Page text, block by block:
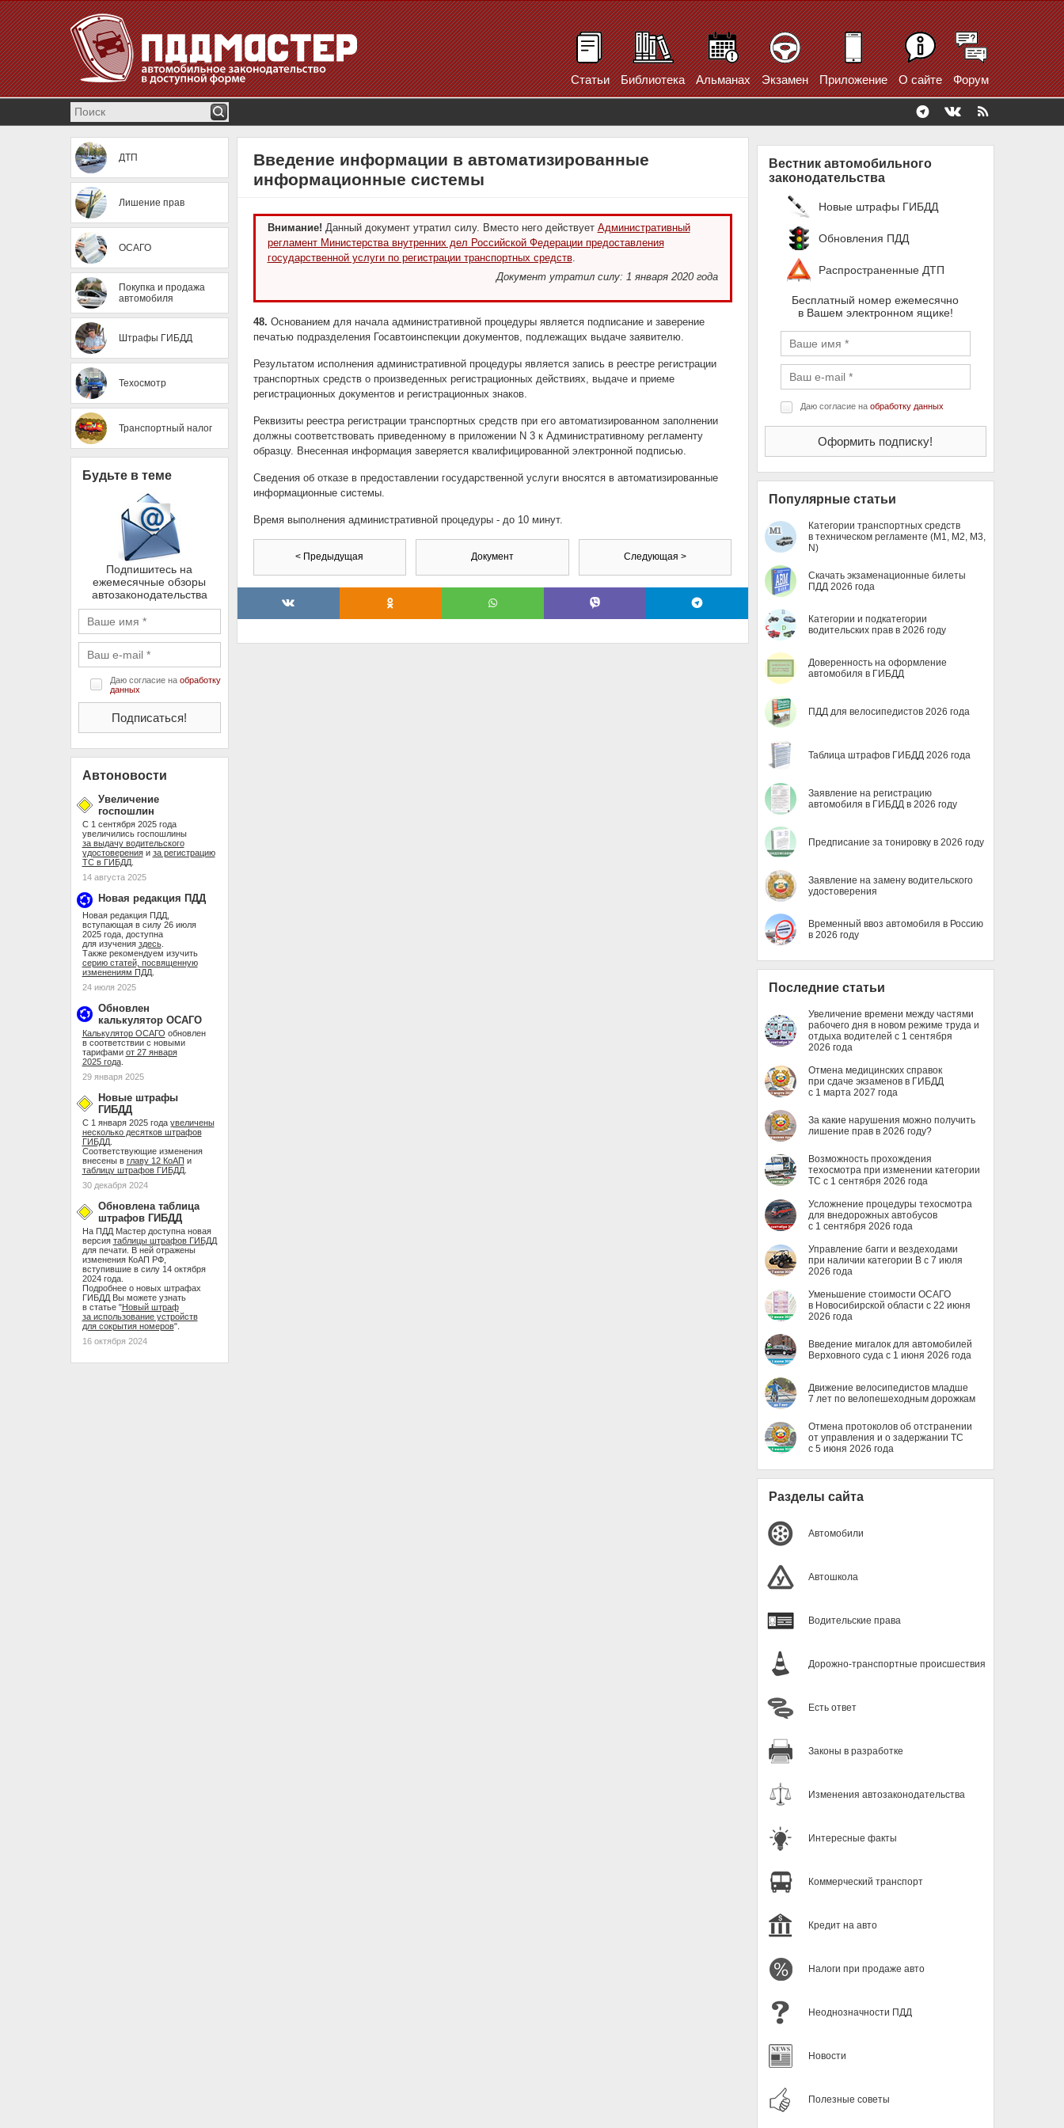
Статьи Библиотека Альманах Экзамен Приложение О сайте Форум
ДТП
Лишение прав
ОСАГО
Покупка и продажа
автомобиля
Штрафы ГИБДД
Техосмотр
Транспортный налог
Будьте в теме
Подпишитесь на
ежемесячные обзоры
автозаконодательства
Даю согласие на обработку
данных
Автоновости
Увеличение
госпошлин
С 1 сентября 2025 года
увеличились госпошлины
за выдачу водительского
удостоверенияи за регистрацию
ТС в ГИБДД.
14 августа 2025
Новая редакция ПДД
Новая редакция ПДД,
вступающая в силу 26 июля
2025 года, доступна
для изучения здесь.
Также рекомендуем изучить
серию статей, посвященную
изменениям ПДД.
24 июля 2025
Обновлен
калькулятор ОСАГО
Калькулятор ОСАГО обновлен
в соответствии с новыми
тарифами от 27 января
2025 года.
29 января 2025
Новые штрафы
ГИБДД
С 1 января 2025 года увеличены
несколько десятков штрафов
ГИБДД.
Соответствующие изменения
внесены в главу 12 КоАП и
таблицу штрафов ГИБДД.
30 декабря 2024
Обновлена таблица
штрафов ГИБДД
На ПДД Мастер доступна новая
версия таблицы штрафов ГИБДД
для печати. В ней отражены
изменения КоАП РФ,
вступившие в силу 14 октября
2024 года.
Подробнее о новых штрафах
ГИБДД Вы можете узнать
в статье "Новый штраф
за использование устройств
для сокрытия номеров".
16 октября 2024
Введение информации в автоматизированные
информационные системы
Внимание! Данный документ утратил силу. Вместо него действует Административный
регламент Министерства внутренних дел Российской Федерации предоставления
государственной услуги по регистрации транспортных средств.
Документ утратил силу: 1 января 2020 года
48. Основанием для начала административной процедуры является подписание и заверение
печатью подразделения Госавтоинспекции документов, подлежащих выдаче заявителю.
Результатом исполнения административной процедуры является запись в реестре регистрации
транспортных средств о произведенных регистрационных действиях, выдаче и приеме
регистрационных документов и регистрационных знаков.
Реквизиты реестра регистрации транспортных средств при его автоматизированном заполнении
должны соответствовать приведенному в приложении N 3 к Административному регламенту
образцу. Внесенная информация заверяется квалифицированной электронной подписью.
Сведения об отказе в предоставлении государственной услуги вносятся в автоматизированные
информационные системы.
Время выполнения административной процедуры - до 10 минут.
< Предыдущая Документ Следующая >
Вестник автомобильного
законодательства
Новые штрафы ГИБДД
Обновления ПДД
Распространенные ДТП
Бесплатный номер ежемесячно
в Вашем электронном ящике!
Даю согласие на обработку данных
Популярные статьи
Категории транспортных средств
в техническом регламенте (M1, M2, M3,
N)
Скачать экзаменационные билеты
ПДД 2026 года
Категории и подкатегории
водительских прав в 2026 году
Доверенность на оформление
автомобиля в ГИБДД
ПДД для велосипедистов 2026 года
Таблица штрафов ГИБДД 2026 года
Заявление на регистрацию
автомобиля в ГИБДД в 2026 году
Предписание за тонировку в 2026 году
Заявление на замену водительского
удостоверения
Временный ввоз автомобиля в Россию
в 2026 году
Последние статьи
Увеличение времени между частями
рабочего дня в новом режиме труда и
отдыха водителей с 1 сентября
2026 года
Отмена медицинских справок
при сдаче экзаменов в ГИБДД
с 1 марта 2027 года
За какие нарушения можно получить
лишение прав в 2026 году?
Возможность прохождения
техосмотра при изменении категории
ТС с 1 сентября 2026 года
Усложнение процедуры техосмотра
для внедорожных автобусов
с 1 сентября 2026 года
Управление багги и вездеходами
при наличии категории B с 7 июля
2026 года
Уменьшение стоимости ОСАГО
в Новосибирской области с 22 июня
2026 года
Введение мигалок для автомобилей
Верховного суда с 1 июня 2026 года
Движение велосипедистов младше
7 лет по велопешеходным дорожкам
Отмена протоколов об отстранении
от управления и о задержании ТС
с 5 июня 2026 года
Разделы сайта
Автомобили
Автошкола
Водительские права
Дорожно-транспортные происшествия
Есть ответ
Законы в разработке
Изменения автозаконодательства
Интересные факты
Коммерческий транспорт
Кредит на авто
Налоги при продаже авто
Неоднозначности ПДД
Новости
Полезные советы